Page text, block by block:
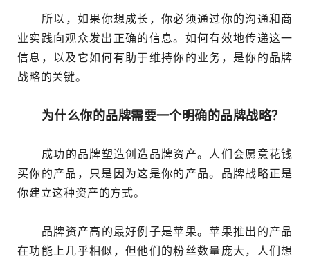
所以，如果你想成长，你必须通过你的沟通和商
业实践向观众发出正确的信息。如何有效地传递这一
信息，以及它如何有助于维持你的业务，是你的品牌
战略的关键。
为什么你的品牌需要一个明确的品牌战略？
成功的品牌塑造创造品牌资产。人们会愿意花钱
买你的产品，只是因为这是你的产品。品牌战略正是
你建立这种资产的方式。
品牌资产高的最好例子是苹果。苹果推出的产品
在功能上几乎相似，但他们的粉丝数量庞大，人们想